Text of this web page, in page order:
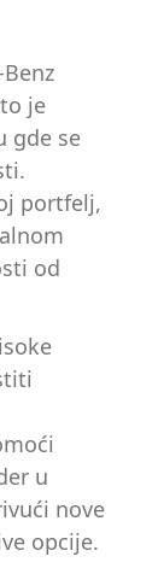
je
gde se
portfelj,
od
u
nove
opcije.